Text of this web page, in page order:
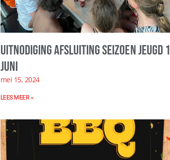
Uitnodiging afsluiting seizoen jeugd 1
juni
mei 15, 2024
LEES MEER »